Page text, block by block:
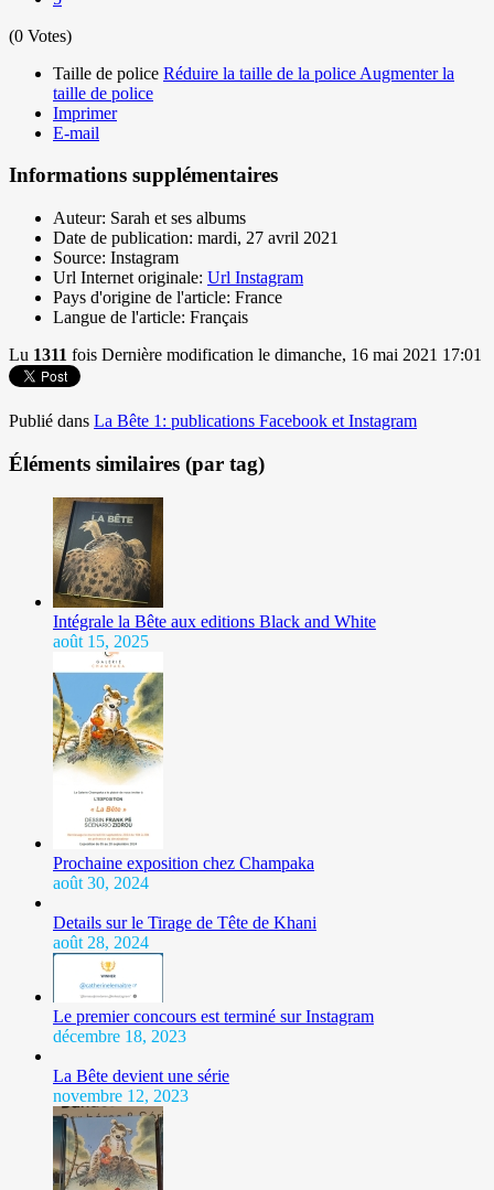
(0 Votes)
Taille de police Réduire la taille de la police Augmenter la
taille de police
Imprimer
E-mail
Informations supplémentaires
Auteur: Sarah et ses albums
Date de publication: mardi, 27 avril 2021
Source: Instagram
Url Internet originale: Url Instagram
Pays d'origine de l'article: France
Langue de l'article: Français
Lu 1311 fois Dernière modification le dimanche, 16 mai 2021 17:01
Publié dans La Bête 1: publications Facebook et Instagram
Éléments similaires (par tag)
Intégrale la Bête aux editions Black and White
août 15, 2025
Prochaine exposition chez Champaka
août 30, 2024
Details sur le Tirage de Tête de Khani
août 28, 2024
Le premier concours est terminé sur Instagram
décembre 18, 2023
La Bête devient une série
novembre 12, 2023